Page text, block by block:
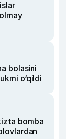
bolasini
o‘qildi
bomba